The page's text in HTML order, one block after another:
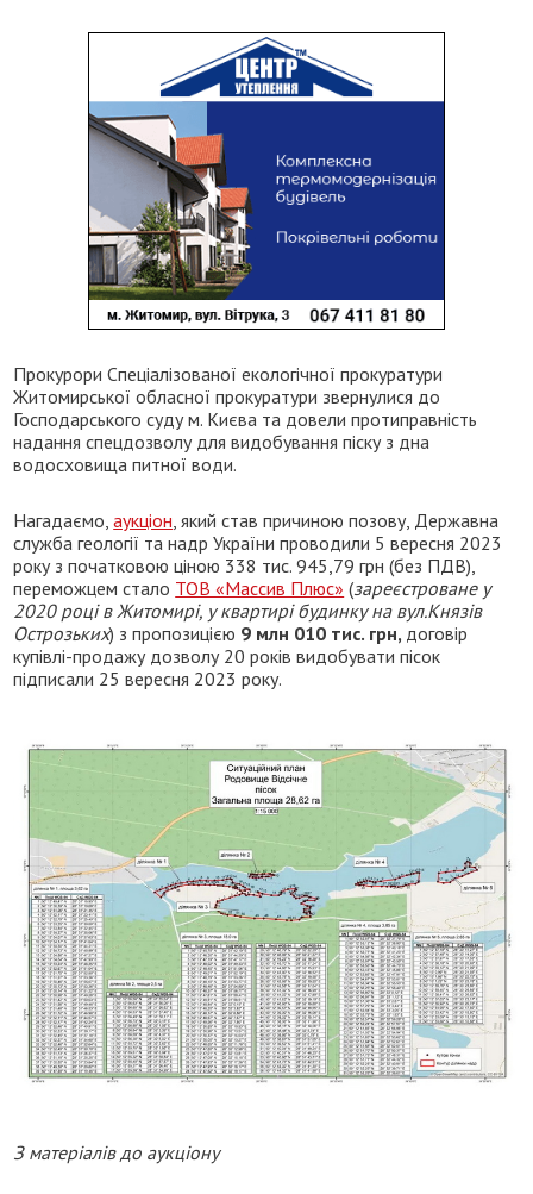
Прокурори Спеціалізованої екологічної прокуратури
Житомирської обласної прокуратури звернулися до
Господарського суду м. Києва та довели протиправність
надання спецдозволу для видобування піску з дна
водосховища питної води.
Нагадаємо,аукціон , який став причиною позову, Державна
служба геології та надр України проводили 5 вересня 2023
року з початковою ціною 338 тис. 945,79 грн (без ПДВ),
переможцем стало ТОВ «Массив Плюс» (зареєстроване у
2020 році в Житомирі, у квартирі будинку на вул.Князів
Острозьких) з пропозицією 9 млн 010 тис. грн, договір
купівлі-продажу дозволу 20 років видобувати пісок
підписали 25 вересня 2023 року.
З матеріалів до аукціону